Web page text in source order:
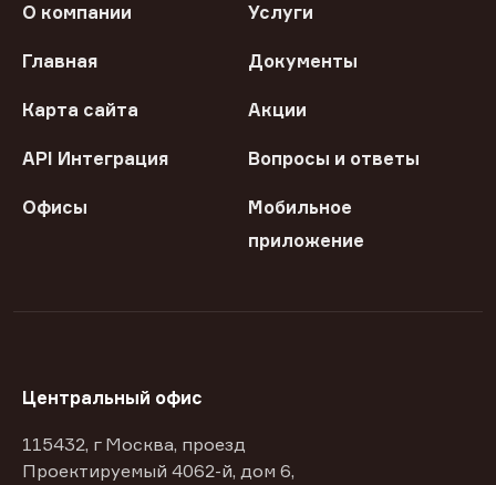
О компании Услуги
Главная Документы
Карта сайта Акции
API Интеграция Вопросы и ответы
Офисы
Мобильное
приложение
Центральный офис
115432, г Москва, проезд
Проектируемый 4062-й, дом 6,